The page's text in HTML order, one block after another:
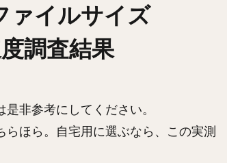
ァイルサイズ
調査結果
非参考にしてください。
ほら。自宅用に選ぶなら、この実測